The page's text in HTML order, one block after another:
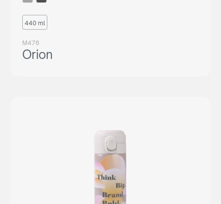
440 ml
M478
Orionlub napisz: